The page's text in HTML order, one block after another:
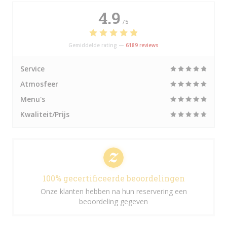
4.9 /5
Gemiddelde rating — 6189 reviews
Service
Atmosfeer
Menu's
Kwaliteit/Prijs
100% gecertificeerde beoordelingen
Onze klanten hebben na hun reservering een
beoordeling gegeven